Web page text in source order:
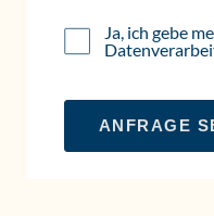
Ja, ich gebe
ANFRAGE